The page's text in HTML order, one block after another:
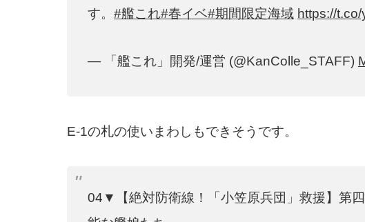
す。 #艦これ#春イベ#期間限定海域 https://
— 「艦これ」開発/運営 (@KanColle_STAFF)
E-1の札の使いまわしもできそうです。
04▼【絶対防衛線！「小笠原兵団」救援】第